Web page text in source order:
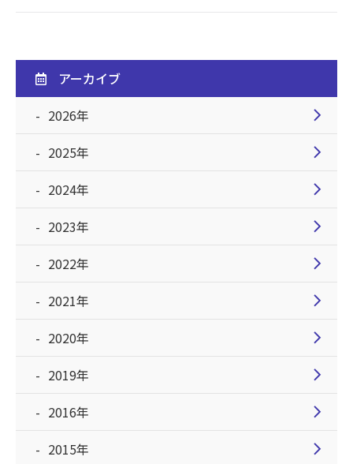
アーカイブ
2026年
chevron_right
2025年 chevron_right
2024年 chevron_right
2023年 chevron_right
2022年 chevron_right
2021年 chevron_right
2020年 chevron_right
2019年 chevron_right
2016年 chevron_right
2015年 chevron_right